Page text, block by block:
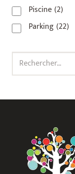
Piscine(2)
Parking(22)
Rechercher :